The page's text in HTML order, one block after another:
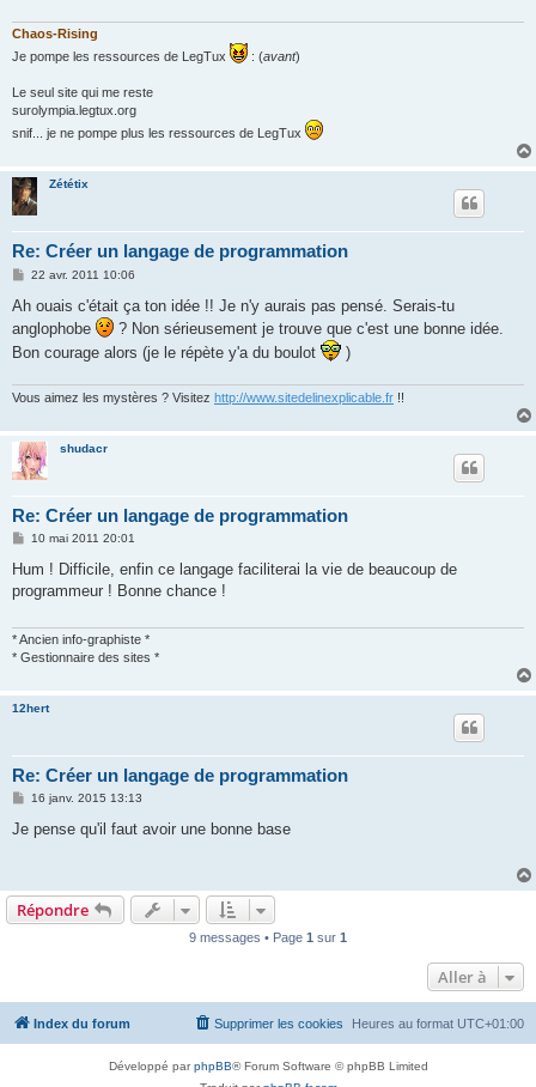
Chaos-Rising
Je pompe les ressources de LegTux
: (avant)
Le seul site qui me reste
surolympia.legtux.org
snif... je ne pompe plus les ressources de LegTux
Zététix
Re: Créer un langage de programmation
M
s
a
e
22 avr. 2011 10:06
Ah ouais c'était ça ton idée !! Je n'y aurais pas pensé. Serais-tu
anglophobe
? Non sérieusement je trouve que c'est une bonne idée.
Bon courage alors (je le répète y'a du boulot
)
Vous aimez les mystères ? Visitez http://www.sitedelinexplicable.fr !!
shudacr
Re: Créer un langage de programmation
M
s
a
10 mai 2011 20:01
Hum ! Difficile, enfin ce langage faciliterai la vie de beaucoup de
programmeur ! Bonne chance !
* Ancien info-graphiste *
* Gestionnaire des sites *
12hert
Re: Créer un langage de programmation
M
s
16 janv. 2015 13:13
Je pense qu'il faut avoir une bonne base
Répondre
9 messages • Page 1 sur 1
Aller à
Index du forum Heures au format UTC+01:00
Supprimer les cookies
Développé parphpBB® Forum Software © phpBB Limited